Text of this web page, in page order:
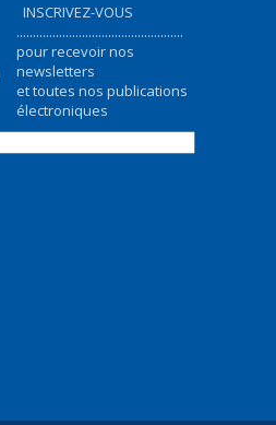
INSCRIVEZ-VOUS
...................................................
pour recevoir nos
newsletters
et toutes nos publications
électroniques